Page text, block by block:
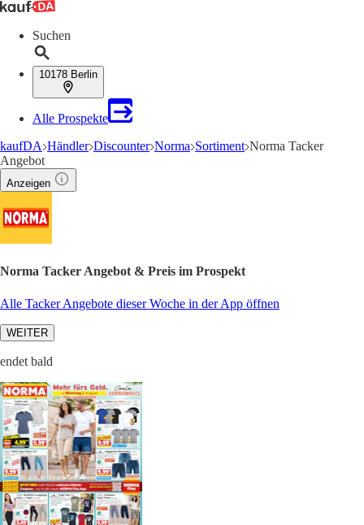
Suchen
10178 Berlin
Alle Prospekte
kaufDA Händler Discounter Norma Sortiment Norma Tacker
Angebot
Anzeigen
Norma Tacker Angebot & Preis im Prospekt
Alle Tacker Angebote dieser Woche in der App öffnen
WEITER
endet bald